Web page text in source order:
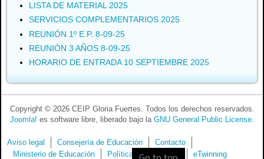
LISTA DE MATERIAL 2025
SERVICIOS COMPLEMENTARIOS 2025
REUNIÓN 1º E.P. 8-09-25
REUNIÓN 3 AÑOS 8-09-25
HORARIO DE ENTRADA 10 SEPTIEMBRE 2025
Copyright © 2026 CEIP Gloria Fuertes. Todos los derechos reservados.
Joomla! es software libre, liberado bajo la GNU General Public License.
Aviso legal Consejería de Educación
Contacto
Ministerio de Educación
Política de privacidad eTwinning